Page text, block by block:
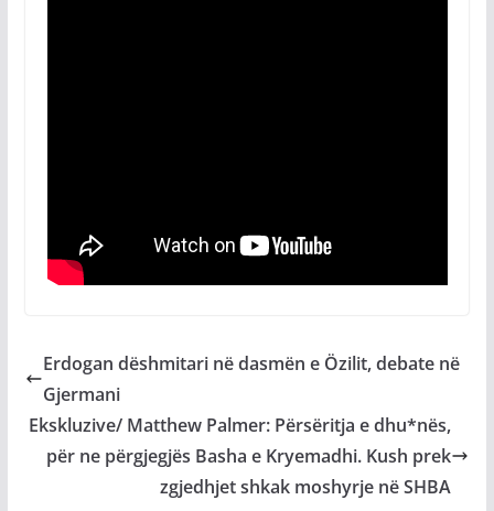
Erdogan dëshmitari në dasmën e Özilit, debate në
Gjermani
Ekskluzive/ Matthew Palmer: Përsëritja e dhu*nës,
për ne përgjegjës Basha e Kryemadhi. Kush prek
zgjedhjet shkak moshyrje në SHBA